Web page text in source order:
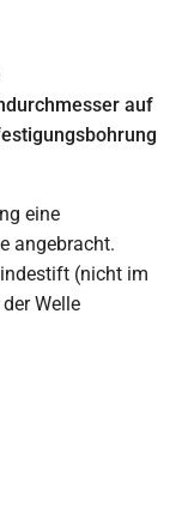
auf
eine
angebracht.
(nicht im
Welle